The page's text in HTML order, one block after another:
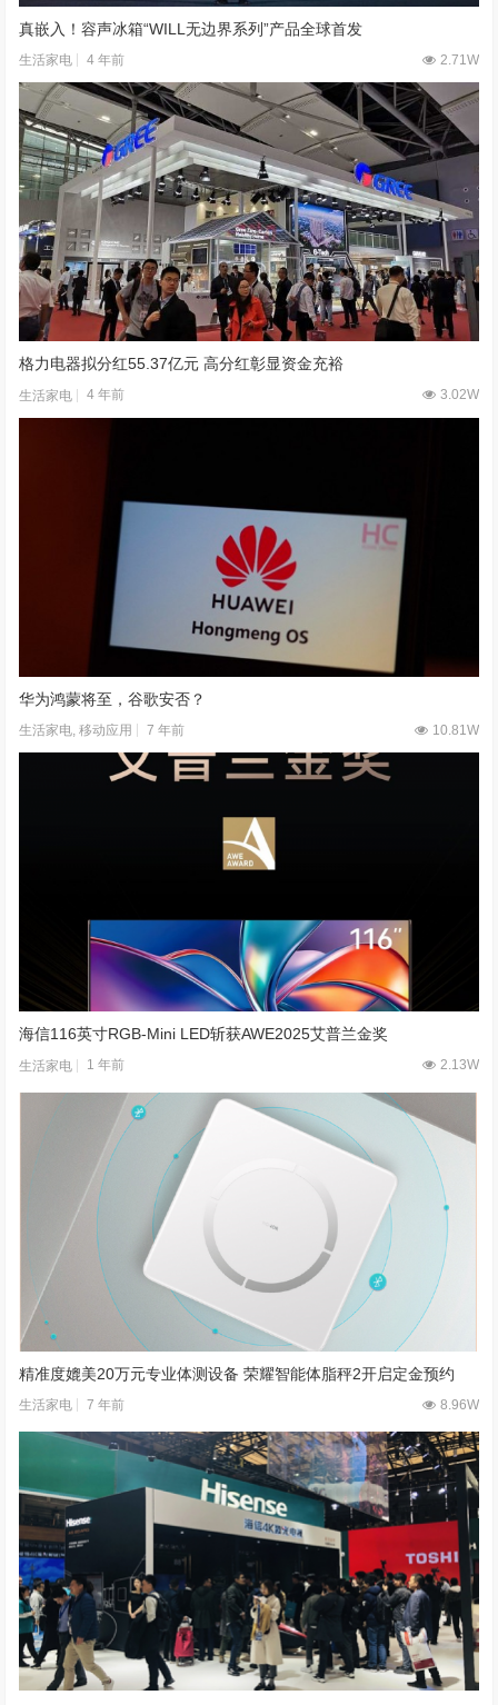
真嵌入！容声冰箱“WILL无边界系列”产品全球首发
生活家电 4 年前 2.71W
格力电器拟分红55.37亿元 高分红彰显资金充裕
生活家电 4 年前 3.02W
华为鸿蒙将至，谷歌安否？
生活家电,移动应用 7 年前 10.81W
海信116英寸RGB-Mini LED斩获AWE2025艾普兰金奖
生活家电 1 年前 2.13W
精准度媲美20万元专业体测设备 荣耀智能体脂秤2开启定金预约
生活家电 7 年前 8.96W